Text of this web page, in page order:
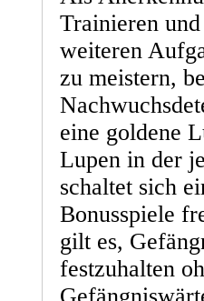
Trainieren
weiteren
zu meistern,
eine goldene
Lupen in der
schaltet sich
Bonusspiele
gilt es,
festzuhalten